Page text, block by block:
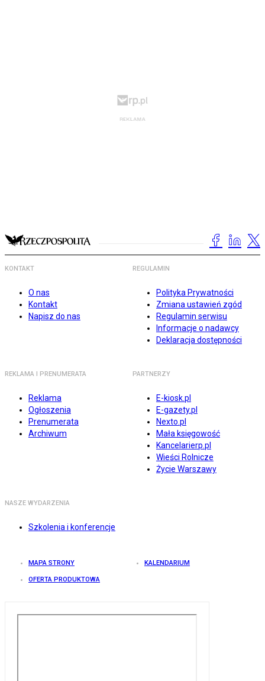
KONTAKT
O nas
Kontakt
Napisz do nas
REGULAMIN
Polityka Prywatności
Zmiana ustawień zgód
Regulamin serwisu
Informacje o nadawcy
Deklaracja dostępności
REKLAMA I PRENUMERATA
Reklama
Ogłoszenia
Prenumerata
Archiwum
PARTNERZY
E-kiosk.pl
E-gazety.pl
Nexto.pl
Mała księgowość
Kancelarierp.pl
Wieści Rolnicze
Życie Warszawy
NASZE WYDARZENIA
Szkolenia i konferencje
MAPA STRONY KALENDARIUM
OFERTA PRODUKTOWA